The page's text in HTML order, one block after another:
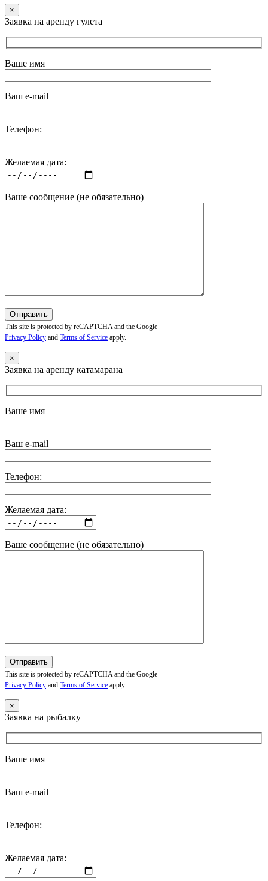
×
Заявка на аренду гулета
Ваше имя
Ваш e-mail
Телефон:
Желаемая дата:
Ваше сообщение (не обязательно)
This site is protected by reCAPTCHA and the Google
Privacy Policy and Terms of Service apply.
×
Заявка на аренду катамарана
Ваше имя
Ваш e-mail
Телефон:
Желаемая дата:
Ваше сообщение (не обязательно)
This site is protected by reCAPTCHA and the Google
Privacy Policy and Terms of Service apply.
×
Заявка на рыбалку
Ваше имя
Ваш e-mail
Телефон:
Желаемая дата: